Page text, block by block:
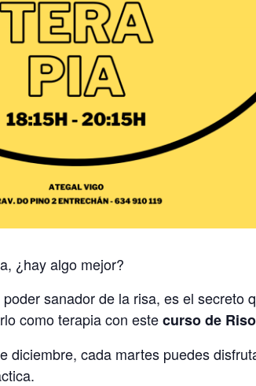
¿hay algo mejor?
sanador de la risa, es el secreto
como terapia con estecurso de
diciembre, cada martes puedes